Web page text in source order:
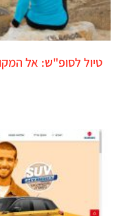
טיול לסופ"ש: אל